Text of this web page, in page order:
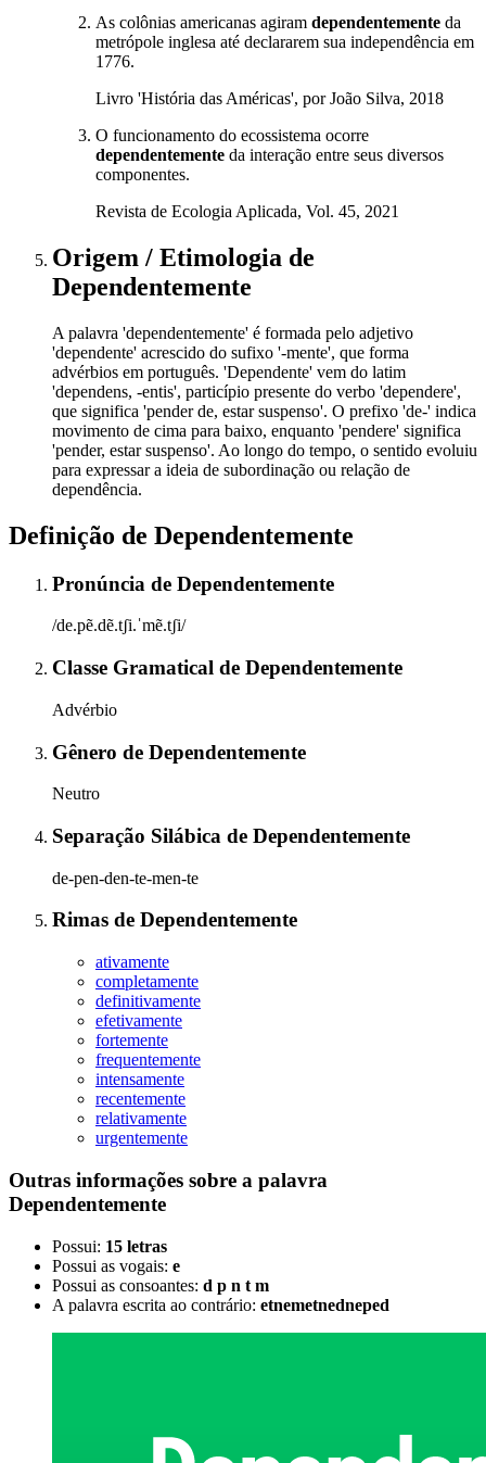
As colônias americanas agiram dependentemente da
metrópole inglesa até declararem sua independência em
1776.
Livro 'História das Américas', por João Silva, 2018
O funcionamento do ecossistema ocorre
dependentemente da interação entre seus diversos
componentes.
Revista de Ecologia Aplicada, Vol. 45, 2021
Origem / Etimologia de
Dependentemente
A palavra 'dependentemente' é formada pelo adjetivo
'dependente' acrescido do sufixo '-mente', que forma
advérbios em português. 'Dependente' vem do latim
'dependens, -entis', particípio presente do verbo 'dependere',
que significa 'pender de, estar suspenso'. O prefixo 'de-' indica
movimento de cima para baixo, enquanto 'pendere' significa
'pender, estar suspenso'. Ao longo do tempo, o sentido evoluiu
para expressar a ideia de subordinação ou relação de
dependência.
Definição de Dependentemente
Pronúncia de Dependentemente
/de.pẽ.dẽ.tʃi.ˈmẽ.tʃi/
Classe Gramatical de Dependentemente
Advérbio
Gênero de Dependentemente
Neutro
Separação Silábica de Dependentemente
de-pen-den-te-men-te
Rimas de Dependentemente
ativamente
completamente
definitivamente
efetivamente
fortemente
frequentemente
intensamente
recentemente
relativamente
urgentemente
Outras informações sobre a palavra
Dependentemente
Possui: 15 letras
Possui as vogais: e
Possui as consoantes: d p n t m
A palavra escrita ao contrário: etnemetnedneped